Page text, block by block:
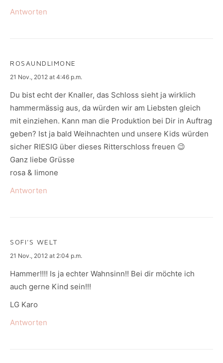
Antworten
ROSAUNDLIMONE
says:
21 Nov., 2012 at 4:46 p.m.
Du bist echt der Knaller, das Schloss sieht ja wirklich
hammermässig aus, da würden wir am Liebsten gleich
mit einziehen. Kann man die Produktion bei Dir in Auftrag
geben? Ist ja bald Weihnachten und unsere Kids würden
sicher RIESIG über dieses Ritterschloss freuen 😉
Ganz liebe Grüsse
rosa & limone
Antworten
SOFI'S WELT
says:
21 Nov., 2012 at 2:04 p.m.
Hammer!!!! Is ja echter Wahnsinn!! Bei dir möchte ich
auch gerne Kind sein!!!
LG Karo
Antworten